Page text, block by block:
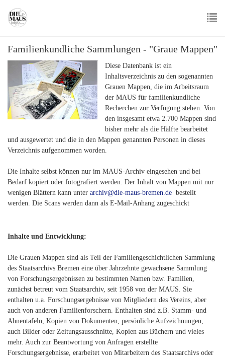
main
Familienkundliche Sammlungen - "Graue Mappen"
Diese Datenbank ist ein
Inhaltsverzeichnis zu den sogenannten
Grauen Mappen, die im Arbeitsraum
der MAUS für familienkundliche
Recherchen zur Verfügung stehen. Von
den insgesamt etwa 2.700 Mappen sind
bisher mehr als die Hälfte bearbeitet
und ausgewertet und die in den Mappen genannten Personen in dieses
Verzeichnis aufgenommen worden.
Die Inhalte selbst können nur im MAUS-Archiv eingesehen und bei
Bedarf kopiert oder fotografiert werden. Der Inhalt von Mappen mit nur
wenigen Blättern kann unter archiv@die-maus-bremen.de bestellt
werden. Die Scans werden dann als E-Mail-Anhang zugeschickt
Inhalte und Entwicklung:
Die Grauen Mappen sind als Teil der Familiengeschichtlichen Sammlung
des Staatsarchivs Bremen eine über Jahrzehnte gewachsene Sammlung
von Forschungsergebnissen zu bestimmten Namen bzw. Familien,
zunächst betreut vom Staatsarchiv, seit 1958 von der MAUS. Sie
enthalten u.a. Forschungsergebnisse von Mitgliedern des Vereins, aber
auch von anderen Familienforschern. Enthalten sind z.B. Stamm- und
Ahnentafeln, Kopien von Dokumenten, persönliche Aufzeichnungen,
auch Bilder oder Zeitungsausschnitte, Kopien aus Büchern und vieles
mehr. Auch zur Beantwortung von Anfragen erstellte
Forschungsergebnisse, erarbeitet von Mitarbeitern des Staatsarchivs oder